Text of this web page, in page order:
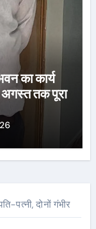
का कार्य
तक पूरा
पत्नी, दोनों गंभीर